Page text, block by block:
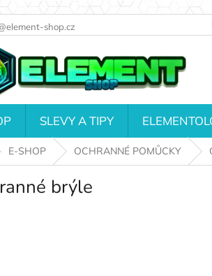
shop.cz
SLEVY A TIPY
E-SHOP OCHRANNÉ POMŮCKY
brýle